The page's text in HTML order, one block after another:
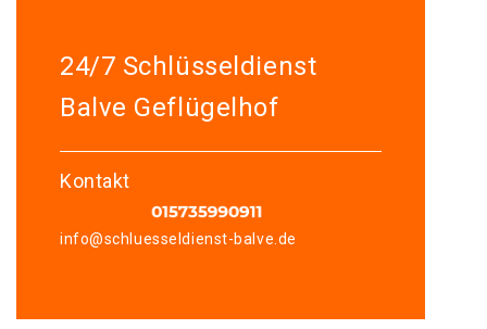
24/7 Schlüsseldienst
Balve Geflügelhof
Kontakt
info@schluesseldienst-balve.de